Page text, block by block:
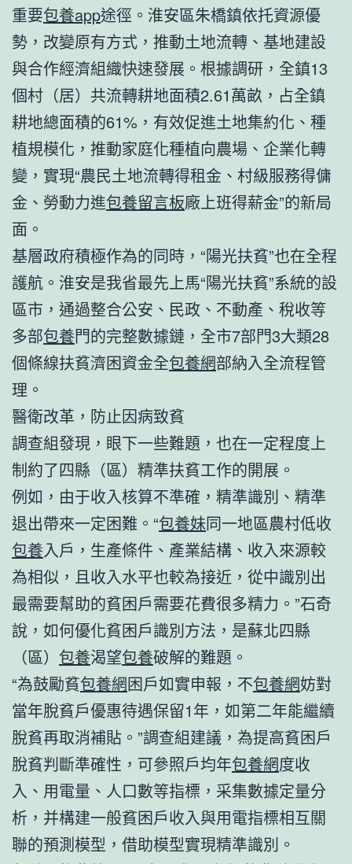
重要包養app途徑。淮安區朱橋鎮依托資源優
勢，改變原有方式，推動土地流轉、基地建設
與合作經濟組織快速發展。根據調研，全鎮13
個村（居）共流轉耕地面積2.61萬畝，占全鎮
耕地總面積的61%，有效促進土地集約化、種
植規模化，推動家庭化種植向農場、企業化轉
變，實現“農民土地流轉得租金、村級服務得傭
金、勞動力進包養留言板廠上班得薪金”的新局
面。
基層政府積極作為的同時，“陽光扶貧”也在全程
護航。淮安是我省最先上馬“陽光扶貧”系統的設
區市，通過整合公安、民政、不動產、稅收等
多部包養門的完整數據鏈，全市7部門3大類28
個條線扶貧濟困資金全包養網部納入全流程管
理。
醫衛改革，防止因病致貧
調查組發現，眼下一些難題，也在一定程度上
制約了四縣（區）精準扶貧工作的開展。
例如，由于收入核算不準確，精準識別、精準
退出帶來一定困難。“包養妹同一地區農村低收
包養入戶，生產條件、產業結構、收入來源較
為相似，且收入水平也較為接近，從中識別出
最需要幫助的貧困戶需要花費很多精力。”石奇
說，如何優化貧困戶識別方法，是蘇北四縣
（區） 包養渴望包養破解的難題。
“為鼓勵貧包養網困戶如實申報，不包養網妨對
當年脫貧戶優惠待遇保留1年，如第二年能繼續
脫貧再取消補貼。”調查組建議，為提高貧困戶
脫貧判斷準確性，可參照戶均年包養網度收
入、用電量、人口數等指標，采集數據定量分
析，并構建一般貧困戶收入與用電指標相互關
聯的預測模型，借助模型實現精準識別。